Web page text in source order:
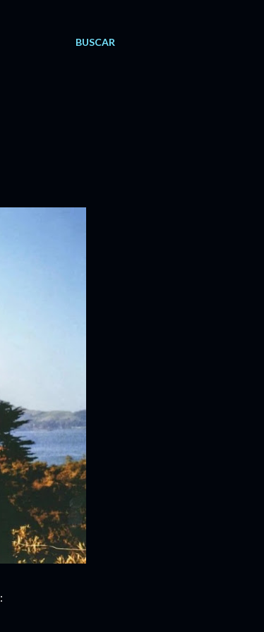
BUSCAR